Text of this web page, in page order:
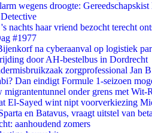
wegens droogte: Gereedschapskist
nachts haar vriend bezocht terecht
#1977
na cyberaanval op logistiek
door AH-bestelbus in Dordrecht
zorgprofessional Jan
Dan eindigt Formule 1-seizoen
onder grens met Wit-
El-Sayed wint nipt voorverkiezing
en Batavus, vraagt uitstel van
aanhoudend zomers